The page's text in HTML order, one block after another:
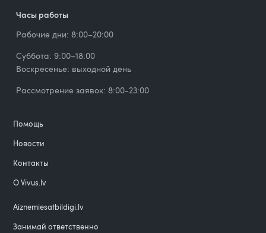
Часы работы
Рабочие дни: 8:00–20:00
Суббота: 9:00–18:00
Воскресенье: выходной день
Рассмотрение заявок: 8:00-23:00
Помощь
Новости
Контакты
О Vivus.lv
Aiznemiesatbildigi.lv
Занимай ответственно